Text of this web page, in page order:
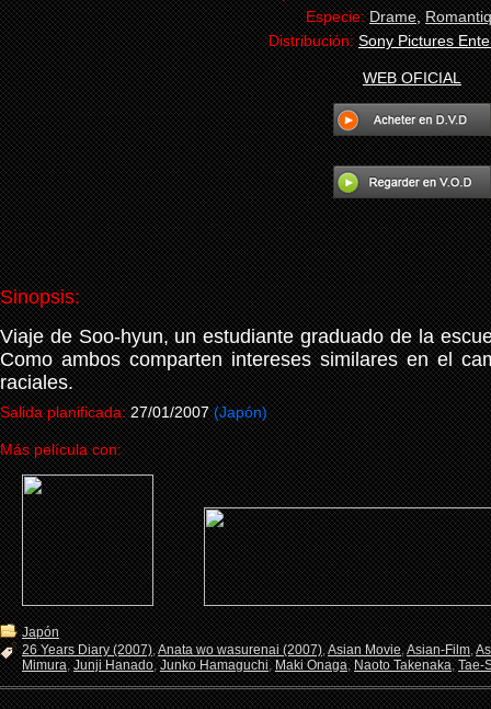
Especie:Drame,
Distribución:Sony Pictures
WEB OFICIAL
Sinopsis:
Viaje de Soo-hyun, un estudiante graduado de la
Como ambos comparten intereses similares en el
raciales.
Salida planificada:27/01/2007 (Japón)
Más película con:
Japón
26 Years Diary (2007),Anata wo wasurenai (2007),Asian Movie,Asian-Film,
Mimura,Junji Hanado,Junko Hamaguchi,Maki Onaga,Naoto Takenaka,Tae-